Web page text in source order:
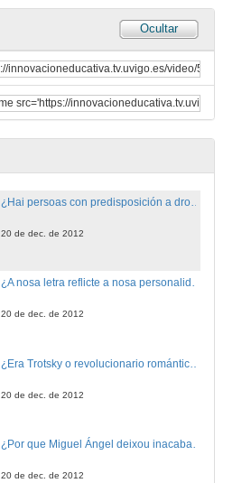
Ocultar
¿Que é a esquizofrenia e quen a padece?
20 de dec. de 2012
¿Por que se desenvolve a enfermidade do Alzheimer?
20 de dec. de 2012
¿A nosa letra reflicte a nosa personalidade?
20 de dec. de 2012
20 de dec. de 2012
¿Por que Miguel Ángel deixou inacabados os seus escravos?
20 de dec. de 2012